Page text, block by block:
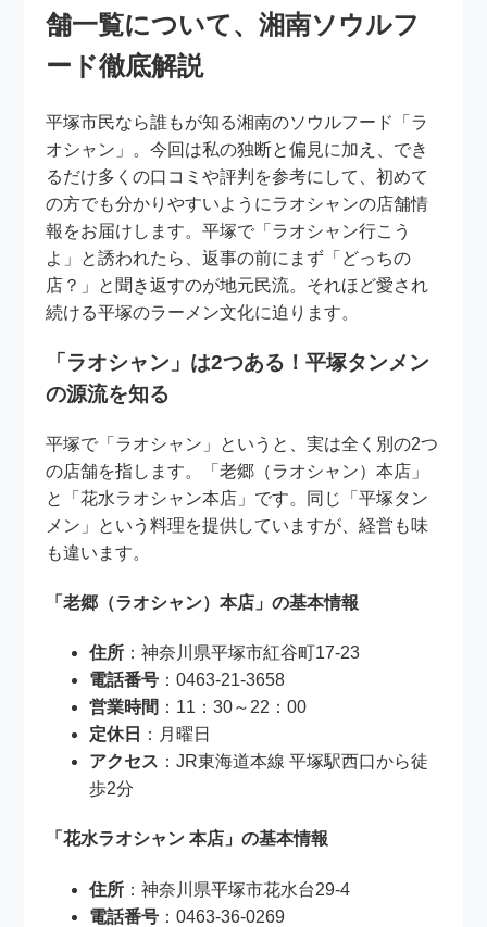
舗一覧について、湘南ソウルフ
ード徹底解説
平塚市民なら誰もが知る湘南のソウルフード「ラ
オシャン」。今回は私の独断と偏見に加え、でき
るだけ多くの口コミや評判を参考にして、初めて
の方でも分かりやすいようにラオシャンの店舗情
報をお届けします。平塚で「ラオシャン行こう
よ」と誘われたら、返事の前にまず「どっちの
店？」と聞き返すのが地元民流。それほど愛され
続ける平塚のラーメン文化に迫ります。
「ラオシャン」は2つある！平塚タンメン
の源流を知る
平塚で「ラオシャン」というと、実は全く別の2つ
の店舗を指します。「老郷（ラオシャン）本店」
と「花水ラオシャン本店」です。同じ「平塚タン
メン」という料理を提供していますが、経営も味
も違います。
「老郷（ラオシャン）本店」の基本情報
住所 ：神奈川県平塚市紅谷町17-23
電話番号 ：0463-21-3658
営業時間 ：11：30～22：00
定休日
：月曜日
アクセス ：JR東海道本線 平塚駅西口から徒
歩2分
「花水ラオシャン 本店」の基本情報
住所 ：神奈川県平塚市花水台29-4
電話番号 ：0463-36-0269